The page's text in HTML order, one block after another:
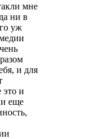
мне
ни в
уж
и для
и
еще